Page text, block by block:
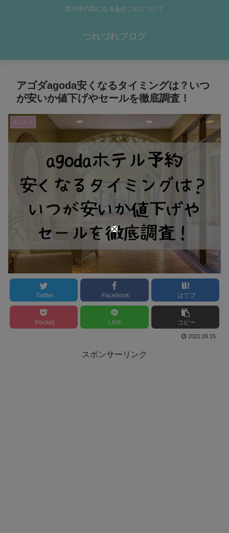
世の中の気になるあれこれについて
つれづれブログ
アゴダagoda安くなるタイミングは？いつ
が安いか値下げやセールを徹底調査！
エンタメ
Twitter Facebook はてブ
Pocket LINE コピー
2022.09.15
スポンサーリンク